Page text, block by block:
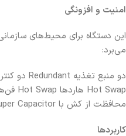
امنیت و افزونگی
این دستگاه برای محیط‌های
می‌برد:
دو منبع تغذیه Redundant
دو
Hot Swap هاردها
محافظت از کش با Super Capacitor
کاربردها